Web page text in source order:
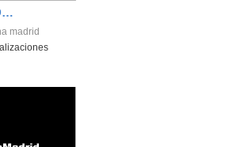
almudena Radio Dña Letizia 04
madrid